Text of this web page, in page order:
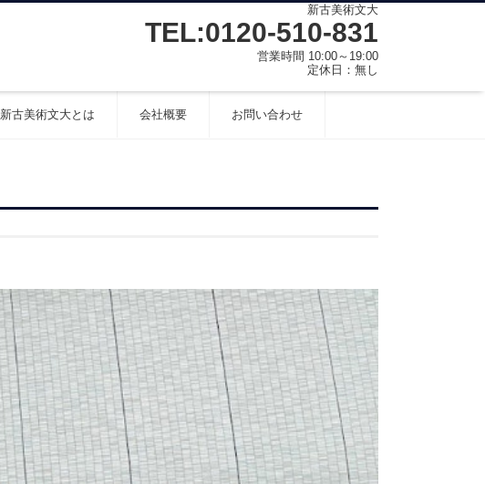
新古美術文大
TEL:0120-510-831
営業時間 10:00～19:00
定休日：無し
新古美術文大とは 会社概要 お問い合わせ